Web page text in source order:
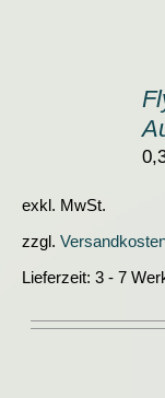
exkl. MwSt.
zzgl.
Lieferzeit: 3 - 7